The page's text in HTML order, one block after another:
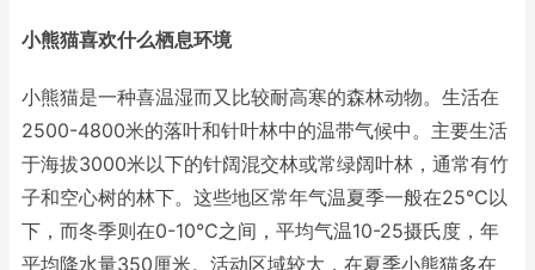
小熊猫喜欢什么栖息环境
小熊猫是一种喜温湿而又比较耐高寒的森林动物。生活在
2500-4800米的落叶和针叶林中的温带气候中。主要生活
于海拔3000米以下的针阔混交林或常绿阔叶林，通常有竹
子和空心树的林下。这些地区常年气温夏季一般在25℃以
下，而冬季则在0-10℃之间，平均气温10-25摄氏度，年
平均降水量350厘米。活动区域较大，在夏季小熊猫多在